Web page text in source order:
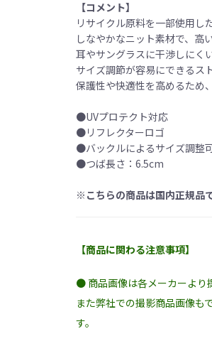
【コメント】
リサイクル原料を一部使用し
しなやかなニット素材で、高
耳やサングラスに干渉しにく
サイズ調節が容易にできるス
保護性や快適性を高めるため
●UVプロテクト対応
●リフレクターロゴ
●バックルによるサイズ調整
●つば長さ：6.5cm
※こちらの商品は国内正規品で
【商品に関わる注意事項】
● 商品画像は各メーカーより
また弊社での撮影商品画像も
す。